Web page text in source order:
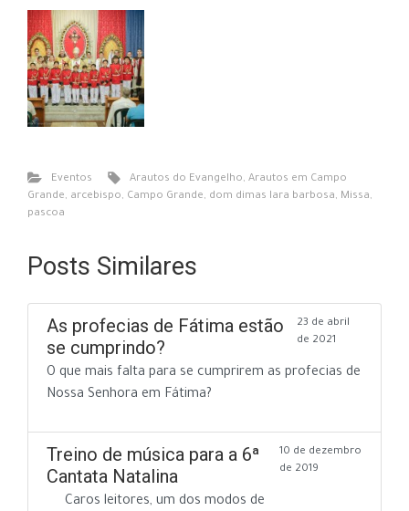
Eventos Arautos do Evangelho,Arautos em Campo
Grande, arcebispo, Campo Grande, dom dimas lara barbosa, Missa,
pascoa
Posts Similares
As profecias de Fátima estão
se cumprindo?
23 de abril
de 2021
O que mais falta para se cumprirem as profecias de
Nossa Senhora em Fátima?
Treino de música para a 6ª
Cantata Natalina
10 de dezembro
de 2019
Caros leitores, um dos modos de